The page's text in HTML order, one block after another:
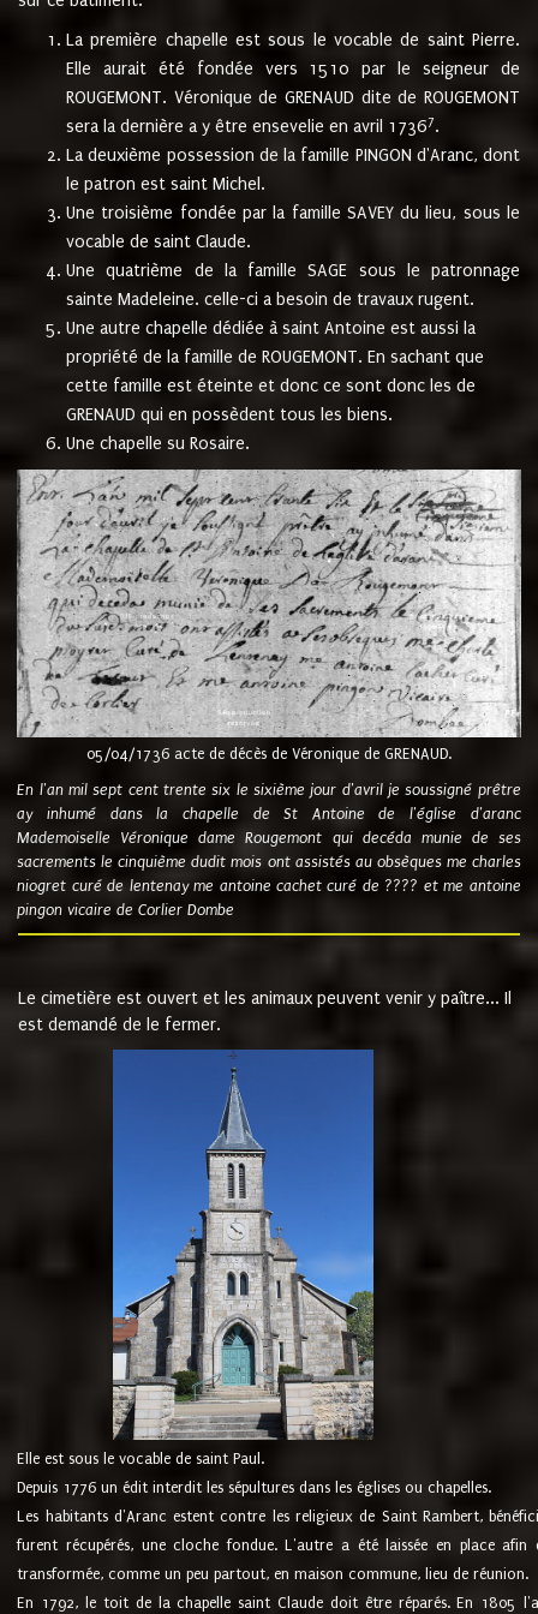
La première chapelle est sous le vocable de saint Pierre.
Elle aurait été fondée vers 1510 par le seigneur de
ROUGEMONT. Véronique de GRENAUD dite de ROUGEMONT
sera la dernière a y être ensevelie en avril 17367.
La deuxième possession de la famille PINGON d'Aranc, dont
le patron est saint Michel.
Une troisième fondée par la famille SAVEY du lieu, sous le
vocable de saint Claude.
Une quatrième de la famille SAGE sous le patronnage
sainte Madeleine. celle-ci a besoin de travaux rugent.
Une autre chapelle dédiée à saint Antoine est aussi la
propriété de la famille de ROUGEMONT. En sachant que
cette famille est éteinte et donc ce sont donc les de
GRENAUD qui en possèdent tous les biens.
Une chapelle su Rosaire.
05/04/1736 acte de décès de Véronique de GRENAUD.
En l'an mil sept cent trente six le sixième jour d'avril je soussigné prêtre
ay inhumé dans la chapelle de St Antoine de l'église d'aranc
Mademoiselle Véronique dame Rougemont qui decéda munie de ses
sacrements le cinquième dudit mois ont assistés au obsèques me charles
niogret curé de lentenay me antoine cachet curé de ???? et me antoine
pingon vicaire de Corlier Dombe
Le cimetière est ouvert et les animaux peuvent venir y paître... Il
est demandé de le fermer.
Elle est sous le vocable de saint Paul.
Depuis 1776 un édit interdit les sépultures dans les églises ou chapelles.
Les habitants d'Aranc estent contre les religieux de Saint Rambert,
furent récupérés, une cloche fondue. L'autre a été laissée en place
transformée, comme un peu partout, en maison commune, lieu de réunion.
En 1792, le toit de la chapelle saint Claude doit être réparés. En 1805